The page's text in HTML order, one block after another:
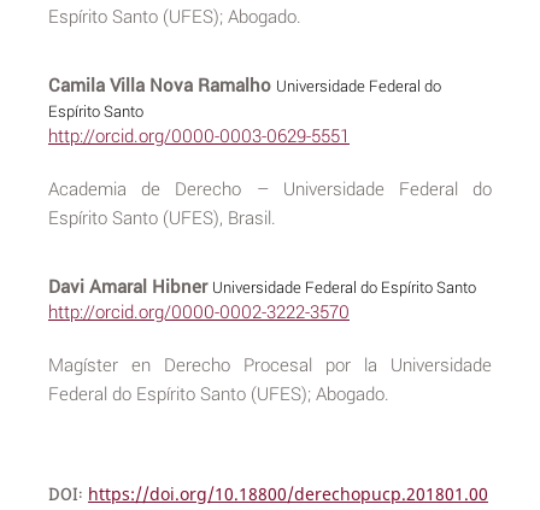
Espírito Santo (UFES); Abogado.
Camila Villa Nova Ramalho Universidade Federal do
Espírito Santo
http://orcid.org/0000-0003-0629-5551
Academia de Derecho – Universidade Federal do
Espírito Santo (UFES), Brasil.
Davi Amaral Hibner Universidade Federal do Espírito Santo
http://orcid.org/0000-0002-3222-3570
Magíster en Derecho Procesal por la Universidade
Federal do Espírito Santo (UFES); Abogado.
DOI: https://doi.org/10.18800/derechopucp.201801.00